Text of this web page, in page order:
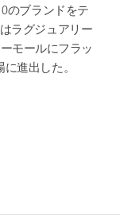
のブランドをテ
ラグジュアリー
モールにフラッ
進出した。